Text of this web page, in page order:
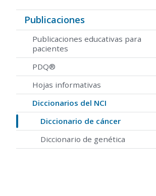
Publicaciones
Publicaciones educativas para
pacientes
PDQ®
Hojas informativas
Diccionarios del NCI
Diccionario de cáncer
Diccionario de genética